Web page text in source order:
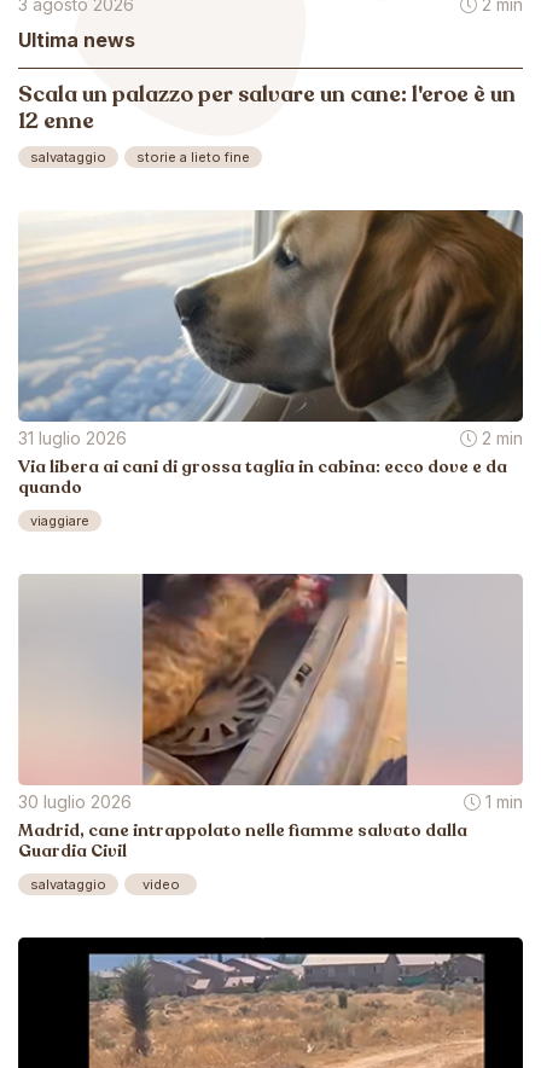
Ultima news
Scala un palazzo per salvare un cane: l'eroe è un
12 enne
salvataggio storie a lieto fine
3 agosto 2026 2 min
31 luglio 2026 2 min
Via libera ai cani di grossa taglia in cabina: ecco dove e da
quando
viaggiare
30 luglio 2026 1 min
Madrid, cane intrappolato nelle fiamme salvato dalla
Guardia Civil
salvataggio video